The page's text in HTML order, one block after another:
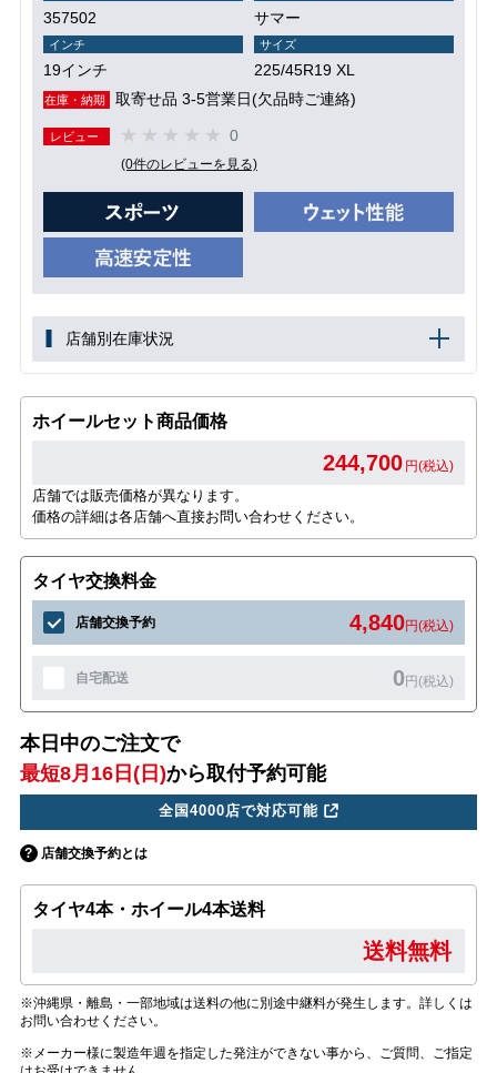
357502 サマー
インチ
19インチ
サイズ
225/45R19 XL
在庫・納期 取寄せ品 3-5営業日(欠品時ご連絡)
レビュー 0
(0件のレビューを見る)
店舗別在庫状況
ホイールセット商品価格
244,700 円(税込)
店舗では販売価格が異なります。
価格の詳細は各店舗へ直接お問い合わせください。
タイヤ交換料金
店舗交換予約 4,840円(税込)
自宅配送 0円(税込)
本日中のご注文で
最短8月16日(日)から取付予約可能
全国4000店で対応可能
店舗交換予約とは
タイヤ4本・ホイール4本送料
送料無料
※沖縄県・離島・一部地域は送料の他に別途中継料が発生します。詳しくは
お問い合わせください。
※メーカー様に製造年週を指定した発注ができない事から、ご質問、ご指定